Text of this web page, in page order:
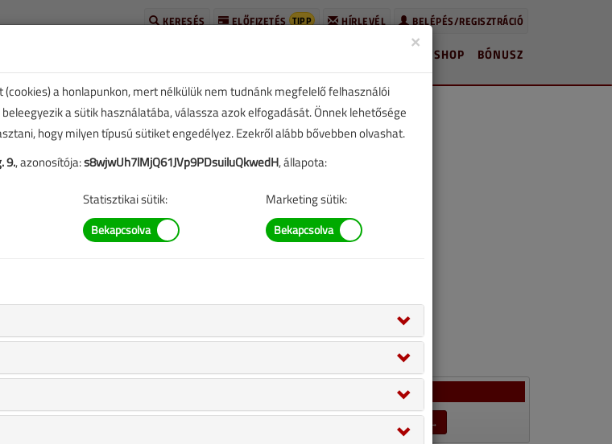
BELÉPÉS/REGISZTRÁCIÓ
HÍRLEVÉL
ELŐFIZETÉS TIPP
KERESÉS
BÓNUSZ
SHOP
éreznek
épületgépészeti kulisszái mögé
LEZÁRULT SZAVAZÁSOK →
×
a honlapunkon, mert nélkülük nem tudnánk megfelelő felhasználói
a sütik használatába, válassza azok elfogadását. Önnek lehetősége
hogy milyen típusú sütiket engedélyez. Ezekről alább bővebben olvashat.
9., azonosítója:s8wjwUh7lMjQ61JVp9PDsuiluQkwedH, állapota:
Statisztikai sütik: Marketing sütik: